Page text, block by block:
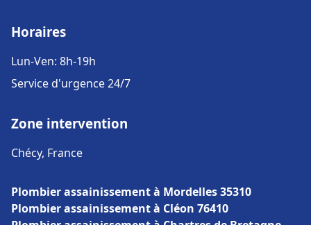
Horaires
Lun-Ven: 8h-19h
Service d'urgence 24/7
Zone intervention
Chécy, France
Plombier assainissement à Mordelles 35310
Plombier assainissement à Cléon 76410